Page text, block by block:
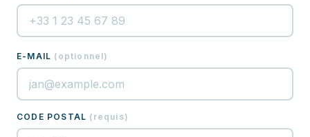
E-MAIL ( optionnel)
CODE POSTAL ( requis)